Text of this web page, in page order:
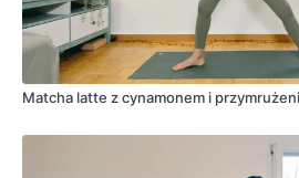
Matcha latte z cynamonem i